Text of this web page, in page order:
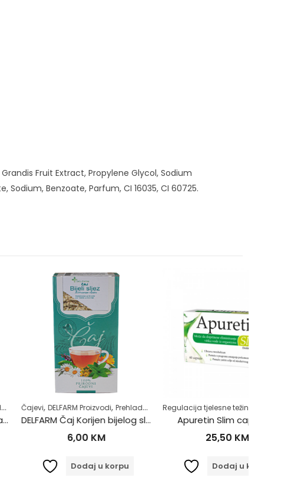
Fruit Extract, Propylene Glycol, Sodium
Sodium, Benzoate, Parfum, CI 16035, CI 60725.
život,Zdravlje usne šupljine,Zubobolja
Proizvodi,Prehlada i gripa ,Samoliječenje,Zdrav život
DELFARM Čaj Korijen bijelog sljeza 50g
Dodaj u korpu
Regulacija tjelesne težine ,Zdrav život
Apuretin Slim caps a60
Dodaj u korpu